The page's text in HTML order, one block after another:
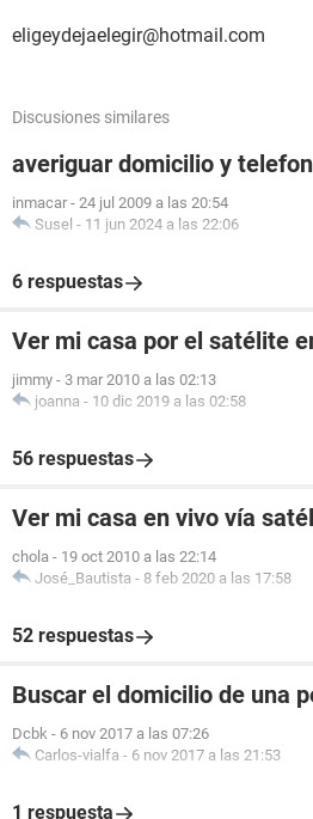
eligeydejaelegir@hotmail.com
Discusiones similares
averiguar domicilio y
inmacar - 24 jul 2009 a las 20:54
Susel - 11 jun 2024 a las 22:06
6 respuestas
Ver mi casa por el satélite
jimmy - 3 mar 2010 a las 02:13
joanna - 10 dic 2019 a las 02:58
56 respuestas
Ver mi casa en vivo vía
chola - 19 oct 2010 a las 22:14
José_Bautista - 8 feb 2020 a las 17:58
52 respuestas
Buscar el domicilio de una
Dcbk - 6 nov 2017 a las 07:26
Carlos-vialfa - 6 nov 2017 a las 21:53
1 respuesta